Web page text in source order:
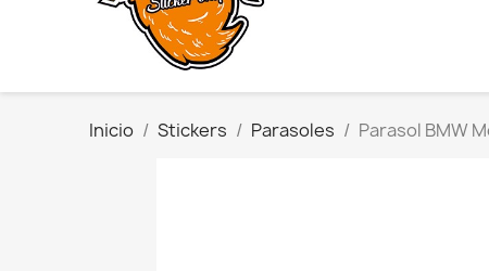
Inicio Stickers Parasoles Parasol BMW